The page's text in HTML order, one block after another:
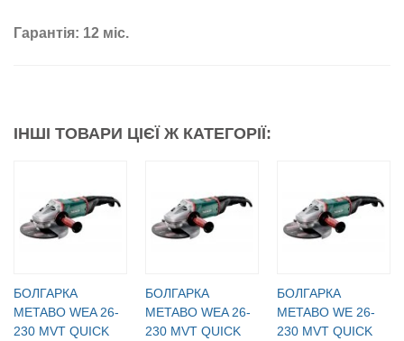
Гарантія: 12 міс.
ІНШІ ТОВАРИ ЦІЄЇ Ж КАТЕГОРІЇ:
БОЛГАРКА
METABO WEA 26-
230 MVT QUICK
БОЛГАРКА
METABO WEA 26-
230 MVT QUICK
БОЛГАРКА
METABO WE 26-
230 MVT QUICK